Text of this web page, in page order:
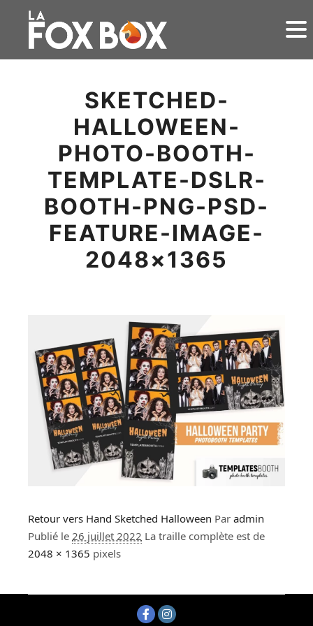
SKETCHED-
HALLOWEEN-
PHOTO-BOOTH-
TEMPLATE-DSLR-
BOOTH-PNG-PSD-
FEATURE-IMAGE-
2048×1365
Retour vers Hand Sketched Halloween Par admin
Publié le 26 juillet 2022 La traille complète est de
2048 × 1365 pixels